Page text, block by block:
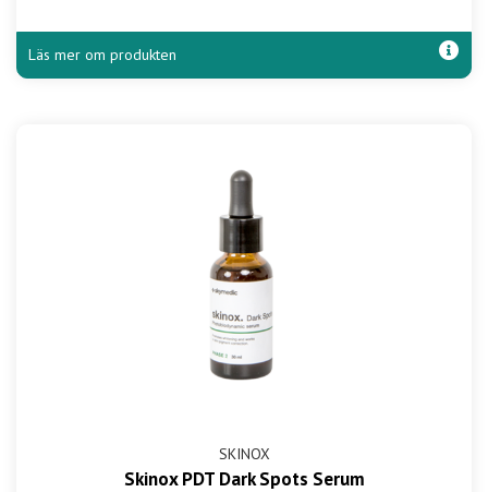
Läs mer om produkten
SKINOX
Skinox PDT Dark Spots Serum